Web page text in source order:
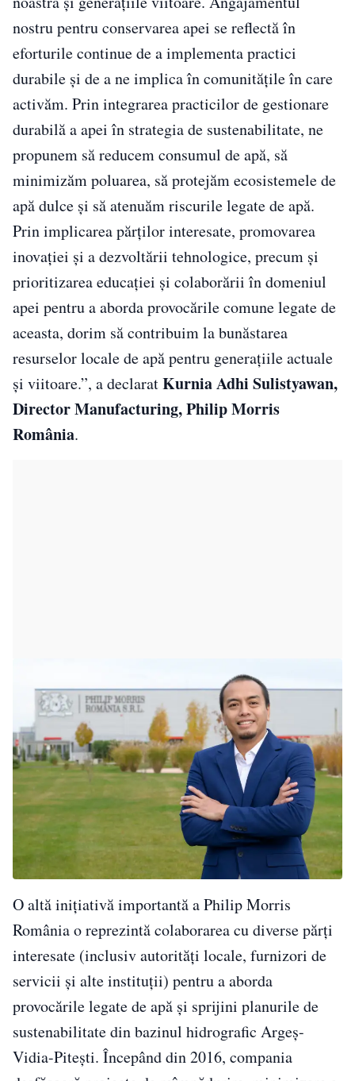
nostru pentru conservarea apei se reflectă în
eforturile continue de a implementa practici
durabile și de a ne implica în comunitățile în care
activăm. Prin integrarea practicilor de gestionare
durabilă a apei în strategia de sustenabilitate, ne
propunem să reducem consumul de apă, să
minimizăm poluarea, să protejăm ecosistemele de
apă dulce și să atenuăm riscurile legate de apă.
Prin implicarea părților interesate, promovarea
inovației și a dezvoltării tehnologice, precum și
prioritizarea educației și colaborării în domeniul
apei pentru a aborda provocările comune legate de
aceasta, dorim să contribuim la bunăstarea
resurselor locale de apă pentru generațiile actuale
și viitoare.”, a declaratKurnia Adhi Sulistyawan,
Director Manufacturing, Philip Morris
România.
O altă inițiativă importantă a Philip Morris
România o reprezintă colaborarea cu diverse părți
interesate (inclusiv autorități locale, furnizori de
servicii și alte instituții) pentru a aborda
provocările legate de apă și sprijini planurile de
sustenabilitate din bazinul hidrografic Argeș-
Vidia-Pitești. Începând din 2016, compania